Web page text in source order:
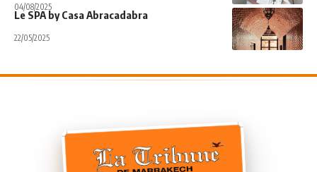
04/08/2025
Le SPA by Casa Abracadabra
22/05/2025